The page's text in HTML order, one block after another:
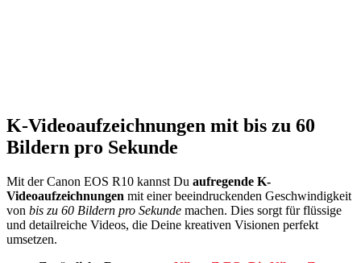
K-Videoaufzeichnungen mit bis zu 60
Bildern pro Sekunde
Mit der Canon EOS R10 kannst Du aufregende K-
Videoaufzeichnungen mit einer beeindruckenden Geschwindigkeit
von bis zu 60 Bildern pro Sekunde machen. Dies sorgt für flüssige
und detailreiche Videos, die Deine kreativen Visionen perfekt
umsetzen.